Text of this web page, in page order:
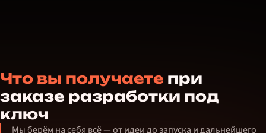
Что вы получаете при
заказе разработки под
ключ
Мы берём на себя всё — от идеи до запуска и дальнейшего